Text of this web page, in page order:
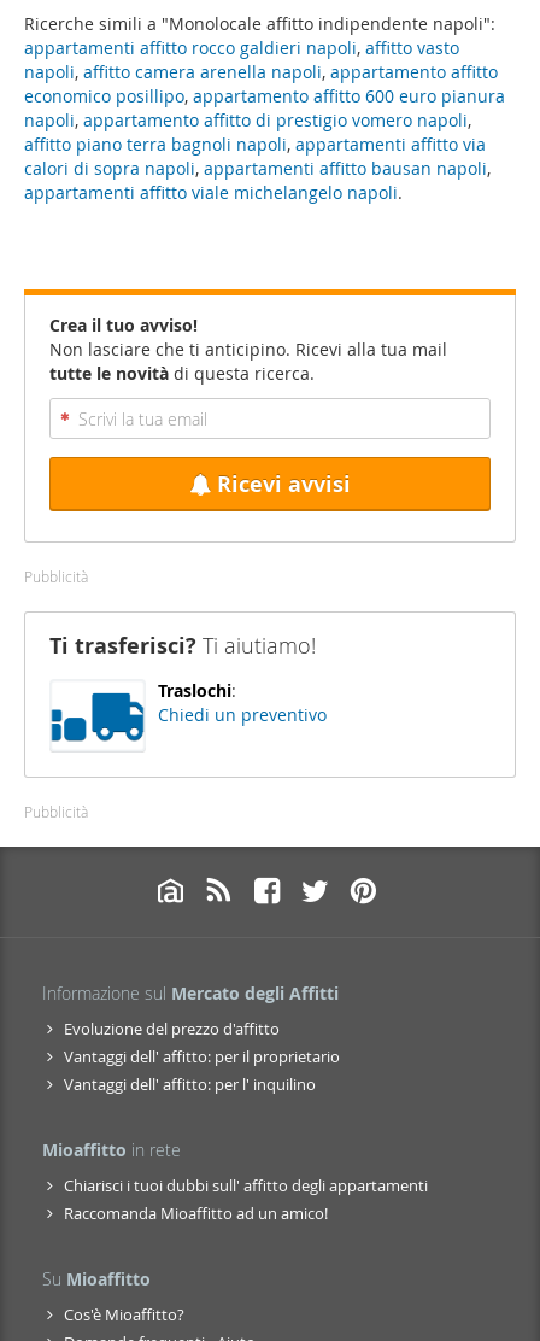
Ricerche simili a "Monolocale affitto indipendente napoli":
appartamenti affitto rocco galdieri napoli, affitto vasto
napoli, affitto camera arenella napoli, appartamento affitto
economico posillipo, appartamento affitto 600 euro pianura
napoli, appartamento affitto di prestigio vomero napoli,
affitto piano terra bagnoli napoli, appartamenti affitto via
calori di sopra napoli, appartamenti affitto bausan napoli,
appartamenti affitto viale michelangelo napoli.
Crea il tuo avviso!
Non lasciare che ti anticipino. Ricevi alla tua mail
tutte le novità di questa ricerca.
Ricevi avvisi
Pubblicità
Ti trasferisci? Ti aiutiamo!
Traslochi:
Chiedi un preventivo
Pubblicità
Informazione sul Mercato degli Affitti
Evoluzione del prezzo d'affitto
Vantaggi dell' affitto: per il proprietario
Vantaggi dell' affitto: per l' inquilino
Mioaffitto in rete
Chiarisci i tuoi dubbi sull' affitto degli appartamenti
Raccomanda Mioaffitto ad un amico!
Su Mioaffitto
Cos'è Mioaffitto?